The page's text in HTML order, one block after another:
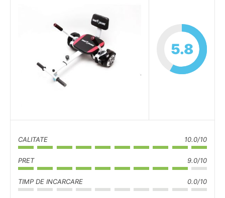
5.8
CALITATE 10.0/10
PRET 9.0/10
TIMP DE INCARCARE 0.0/10